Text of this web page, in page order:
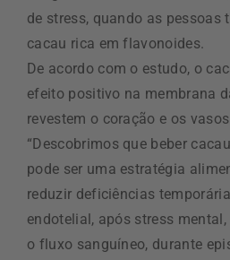
de stress, quando as pessoas
cacau rica em flavonoides.
De acordo com o estudo, o
efeito positivo na membrana
revestem o coração e os
“Descobrimos que beber
pode ser uma estratégia
reduzir deficiências
endotelial, após stress
o fluxo sanguíneo, durante